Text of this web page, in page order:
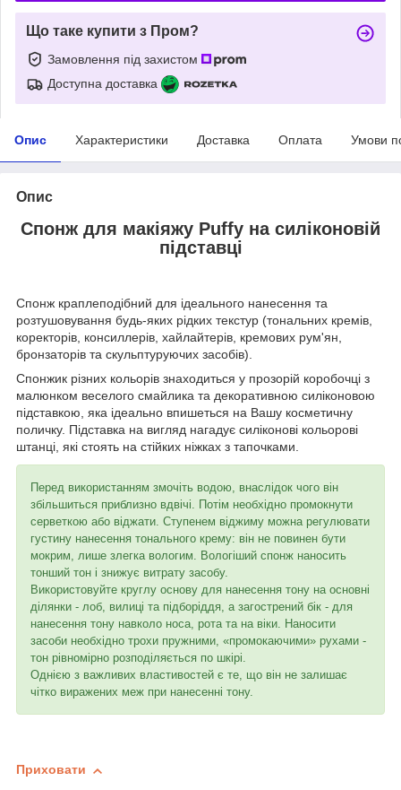
Що таке купити з Пром?
Замовлення під захистом
Доступна доставка
Опис Характеристики Доставка Оплата Умови
Опис
Спонж для макіяжу Puffy на силіконовій
підставці
Спонж краплеподібний для ідеального нанесення та
розтушовування будь-яких рідких текстур (тональних кремів,
коректорів, консиллерів, хайлайтерів, кремових рум'ян,
бронзаторів та скульптуруючих засобів).
Спонжик різних кольорів знаходиться у прозорій коробочці з
малюнком веселого смайлика та декоративною силіконовою
підставкою, яка ідеально впишеться на Вашу косметичну
поличку. Підставка на вигляд нагадує силіконові кольорові
штанці, які стоять на стійких ніжках з тапочками.
Перед використанням змочіть водою, внаслідок чого він
збільшиться приблизно вдвічі. Потім необхідно промокнути
серветкою або віджати. Ступенем віджиму можна регулювати
густину нанесення тонального крему: він не повинен бути
мокрим, лише злегка вологим. Вологіший спонж наносить
тонший тон і знижує витрату засобу.
Використовуйте круглу основу для нанесення тону на основні
ділянки - лоб, вилиці та підборіддя, а загострений бік - для
нанесення тону навколо носа, рота та на віки. Наносити
засоби необхідно трохи пружними, «промокаючими» рухами -
тон рівномірно розподіляється по шкірі.
Однією з важливих властивостей є те, що він не залишає
чітко виражених меж при нанесенні тону.
Приховати